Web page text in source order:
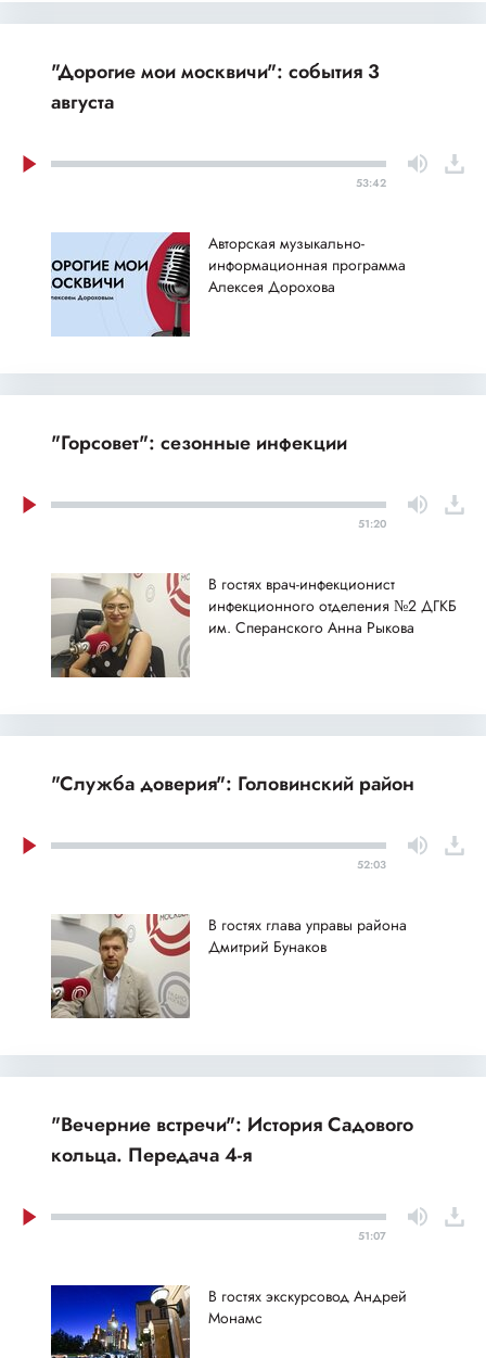
"Дорогие мои москвичи": события 3
августа
53:42
Авторская музыкально-
информационная программа
Алексея Дорохова
"Горсовет": сезонные инфекции
51:20
В гостях врач-инфекционист
инфекционного отделения №2 ДГКБ
им. Сперанского Анна Рыкова
"Служба доверия": Головинский район
52:03
В гостях глава управы района
Дмитрий Бунаков
"Вечерние встречи": История Садового
кольца. Передача 4-я
51:07
В гостях экскурсовод Андрей
Монамс